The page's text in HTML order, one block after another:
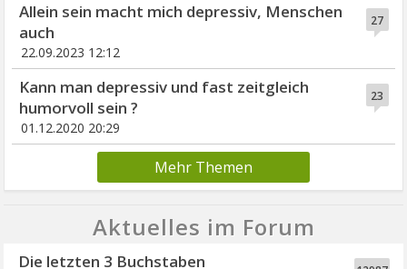
27
Allein sein macht mich depressiv, Menschen
auch
22.09.2023 12:12
23
Kann man depressiv und fast zeitgleich
humorvoll sein ?
01.12.2020 20:29
Mehr Themen
Aktuelles im Forum
Die letzten 3 Buchstaben